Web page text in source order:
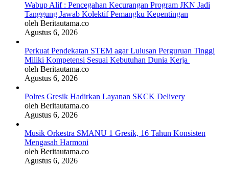
Wabup Alif : Pencegahan Kecurangan Program JKN Jadi
Tanggung Jawab Kolektif Pemangku Kepentingan
oleh Beritautama.co
Agustus 6, 2026
Perkuat Pendekatan STEM agar Lulusan Perguruan Tinggi
Miliki Kompetensi Sesuai Kebutuhan Dunia Kerja
oleh Beritautama.co
Agustus 6, 2026
Polres Gresik Hadirkan Layanan SKCK Delivery
oleh Beritautama.co
Agustus 6, 2026
Musik Orkestra SMANU 1 Gresik, 16 Tahun Konsisten
Mengasah Harmoni
oleh Beritautama.co
Agustus 6, 2026